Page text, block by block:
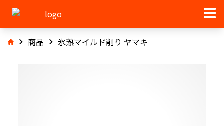
商品 氷熟マイルド削り ヤマキ